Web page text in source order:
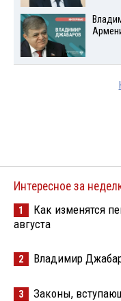
Интересное за
1
Как изменятся
августа
2 Владимир
3 Законы,